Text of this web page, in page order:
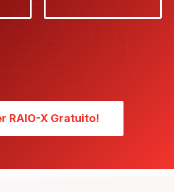
RAIO-X Gratuito!